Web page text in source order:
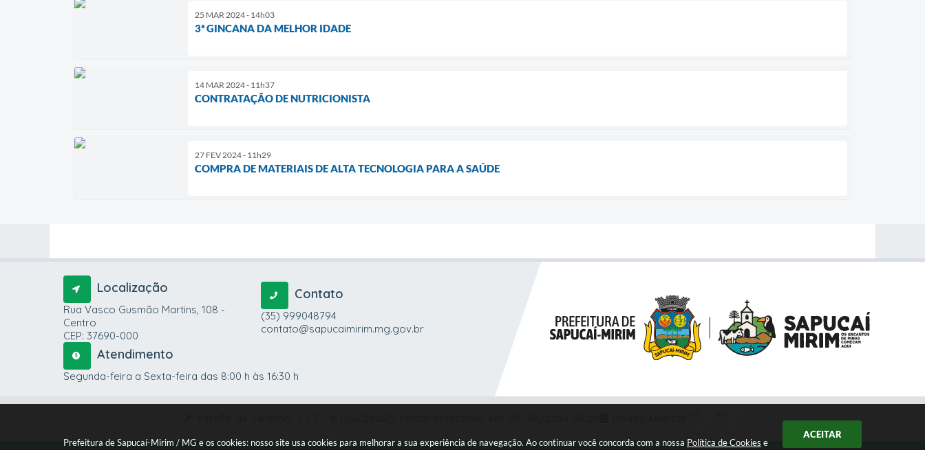
Prefeitura de Sapucaí-Mirim / MG e os cookies: nosso site usa cookies para melhorar a sua experiência de navegação. Ao continuar você concorda com a nossa Política de Cookies e
ACEITAR
25 MAR 2024 - 14h03
3ª GINCANA DA MELHOR IDADE
14 MAR 2024 - 11h37
CONTRATAÇÃO DE NUTRICIONISTA
27 FEV 2024 - 11h29
COMPRA DE MATERIAIS DE ALTA TECNOLOGIA PARA A SAÚDE
Localização
Rua Vasco Gusmão Martins, 108 -
Centro
CEP: 37690-000
Contato
(35) 999048794
contato@sapucaimirim.mg.gov.br
Atendimento
Segunda-feira a Sexta-feira das 8:00 h às 16:30 h